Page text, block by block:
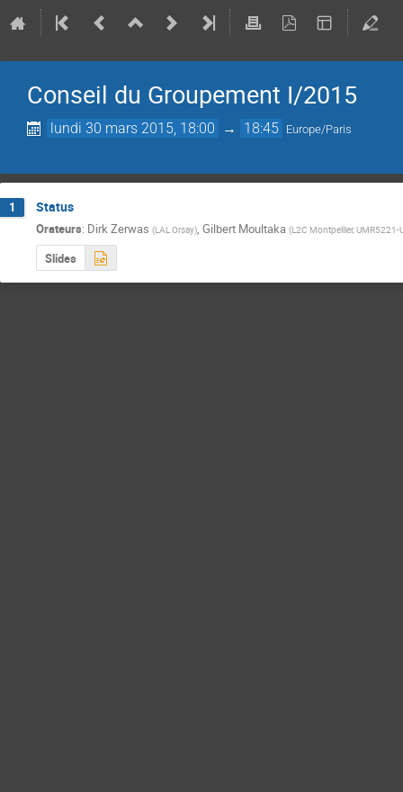
Conseil du Groupement I/2015
lundi 30 mars 2015, 18:00 → 18:45 Europe/Paris
1 Status
Orateurs: Dirk Zerwas (LAL Orsay), Gilbert Moultaka (L2C Montpellier,
Slides